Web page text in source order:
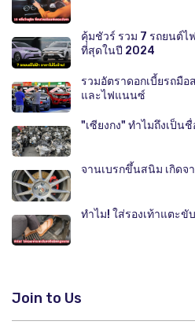
คุ้มชัวร์ รวม 7 รถยนต์
ที่สุดในปี 2024
รวมอัตราดอกเบี้ยรถมือ
และไฟแนนซ์
"เซียงกง" ทำไมถึงเป็น
จานเบรกขึ้นสนิม เกิดจ
ทำไม! ใส่รองเท้าแตะขั
Join to Us